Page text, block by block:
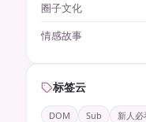
圈子文化
情感故事
标签云
DOM Sub 新人必